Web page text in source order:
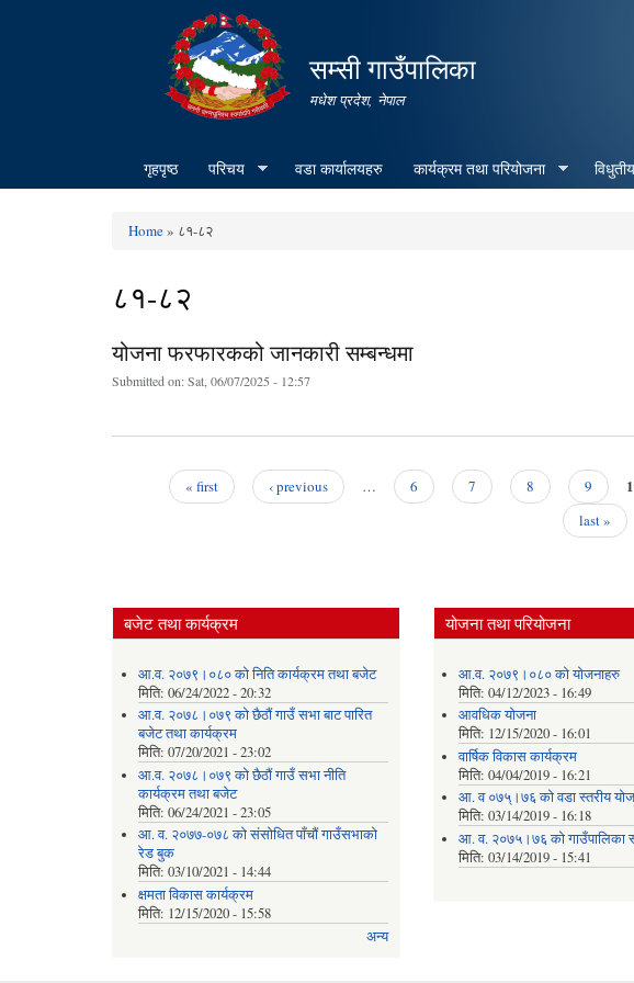
सम्सी गाउँपालिका
मधेश प्रदेश, नेपाल
गृहपृष्ठ परिचय वडा कार्यालयहरु कार्यक्रम तथा परियोजना
Home» ८१-८२
८१-८२
योजना फरफारकको जानकारी सम्बन्धमा
Submitted on:Sat, 06/07/2025 - 12:57
« first ‹ previous … 6 7 8 9
last »
बजेट तथा कार्यक्रम
आ.व. २०७९।०८० को निति कार्यक्रम तथा बजेट
मिति: 06/24/2022 - 20:32
आ.व. २०७८।०७९ को छैठौं गाउँ सभा बाट पारित
बजेट तथा कार्यक्रम
मिति: 07/20/2021 - 23:02
आ.व. २०७८।०७९ को छैठौं गाउँ सभा नीति
कार्यक्रम तथा बजेट
मिति: 06/24/2021 - 23:05
आ. व. २०७७-०७८ को संसोधित पाँचौं गाउँसभाको
रेड बुक
मिति: 03/10/2021 - 14:44
क्षमता विकास कार्यक्रम
मिति: 12/15/2020 - 15:58
अन्य
योजना तथा परियोजना
आ.व. २०७९।०८० को योजनाहरु
मिति:04/12/2023 - 16:49
आवधिक योजना
मिति: 12/15/2020 - 16:01
वार्षिक विकास कार्यक्रम
मिति:04/04/2019 - 16:21
आ. व ०७५्।७६ को वडा स्तरीय
मिति:03/14/2019 - 16:18
आ. व. २०७५।७६ को गाउँपालिका
मिति:03/14/2019 - 15:41